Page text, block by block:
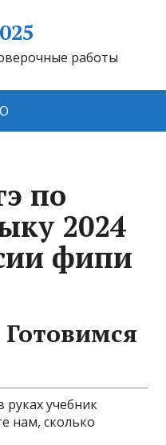
работы
по
2024
фипи
учебник
нам, сколько